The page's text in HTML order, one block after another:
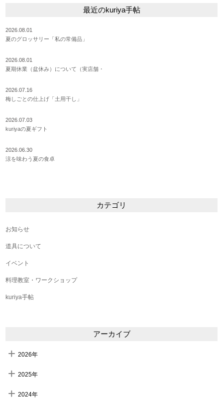
最近のkuriya手帖
2026.08.01
夏のグロッサリー「私の常備品」
2026.08.01
夏期休業（盆休み）について（実店舗・
2026.07.16
梅しごとの仕上げ「土用干し」
2026.07.03
kuriyaの夏ギフト
2026.06.30
涼を味わう夏の食卓
カテゴリ
お知らせ
道具について
イベント
料理教室・ワークショップ
kuriya手帖
アーカイブ
2026年
2025年
2024年